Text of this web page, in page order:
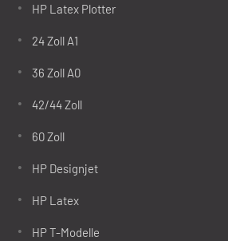
HP Latex Plotter
24 Zoll A1
36 Zoll A0
42/44 Zoll
60 Zoll
HP Designjet
HP Latex
HP T-Modelle